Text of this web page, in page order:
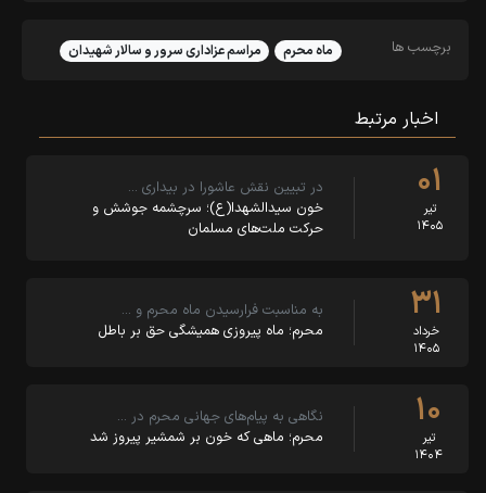
برچسب ها ماه محرم مراسم عزاداری سرور و سالار شهیدان
اخبار مرتبط
۰۱
تیر
۱۴۰۵
در تبیین نقش عاشورا در بیداری …
خون سیدالشهدا(ع)؛ سرچشمه جوشش و
حرکت ملت‌های مسلمان
۳۱
خرداد
۱۴۰۵
به مناسبت فرارسیدن ماه محرم و …
محرم؛ ماه پیروزی همیشگی حق بر باطل
۱۰
تیر
۱۴۰۴
نگاهی به پیام‌های جهانی محرم در …
محرم؛ ماهی که خون بر شمشیر پیروز شد